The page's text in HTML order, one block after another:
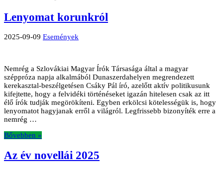
Lenyomat korunkról
2025-09-09 Események
Nemrég a Szlovákiai Magyar Írók Társasága által a magyar
széppróza napja alkalmából Dunaszerdahelyen megrendezett
kerekasztal-beszélgetésen Csáky Pál író, azelőtt aktív politikusunk
kifejtette, hogy a felvidéki történéseket igazán hitelesen csak az itt
élő írók tudják megörökíteni. Egyben erkölcsi kötelességük is, hogy
lenyomatot hagyjanak erről a világról. Legfrissebb bizonyíték erre a
nemrég …
Bővebben »
Az év novellái 2025